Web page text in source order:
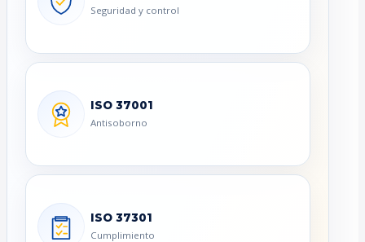
Seguridad y control
ISO 37001
Antisoborno
ISO 37301
Cumplimiento